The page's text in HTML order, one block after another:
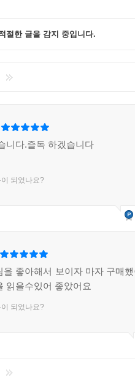
로 응급실에 실려온다. ‘나’
다면 ‘나’는 ‘김나연’이다.
건실한 20대 청년. 그때 문
른 방향으로 향하게 된다. ‘나
이유는 무엇일까?
절한 글을 감지 중입니다.
니다.즐독 하겠습니다
되었나요?
을 좋아해서 보이자 마자 구매
읽을수있어 좋았어요
되었나요?